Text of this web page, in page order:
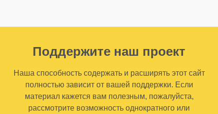
Поддержите наш проект
Наша способность содержать и расширять этот сайт
полностью зависит от вашей поддержки. Если
материал кажется вам полезным, пожалуйста,
рассмотрите возможность однократного или